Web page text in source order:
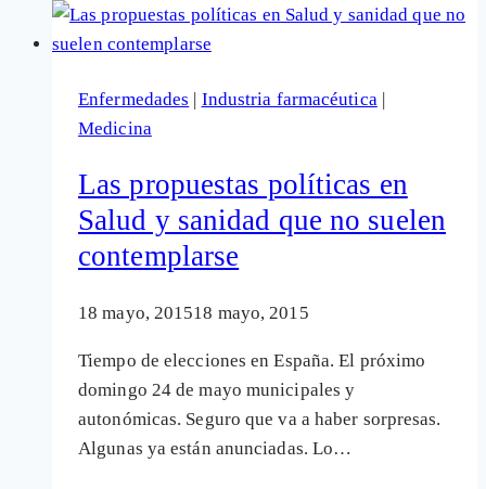
aumenta
su
para
beneficiarse
los
sistemas
sanitarios
Enfermedades | Industria farmacéutica |
Medicina
Las propuestas políticas en
Salud y sanidad que no suelen
contemplarse
18 mayo, 201518 mayo, 2015
Tiempo de elecciones en España. El próximo
domingo 24 de mayo municipales y
autonómicas. Seguro que va a haber sorpresas.
Algunas ya están anunciadas. Lo…